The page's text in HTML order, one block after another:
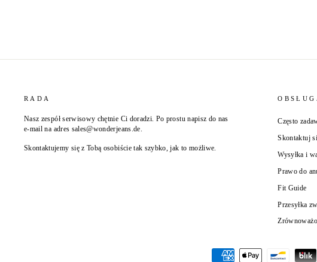
RADA
Nasz zespół serwisowy chętnie Ci doradzi. Po prostu napisz do nas
e-mail na adres sales@wonderjeans.de.
Skontaktujemy się z Tobą osobiście tak szybko, jak to możliwe.
Często
Skontaktuj
Wysyłka i
Prawo do
Fit Guide
Przesyłka